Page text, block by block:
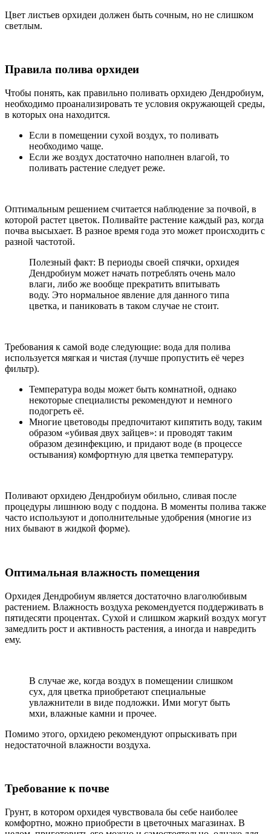
Цвет листьев орхидеи должен быть сочным, но не слишком
светлым.
Правила полива орхидеи
Чтобы понять, как правильно поливать орхидею Дендробиум,
необходимо проанализировать те условия окружающей среды,
в которых она находится.
Если в помещении сухой воздух, то поливать
необходимо чаще.
Если же воздух достаточно наполнен влагой, то
поливать растение следует реже.
Оптимальным решением считается наблюдение за почвой, в
которой растет цветок. Поливайте растение каждый раз, когда
почва высыхает. В разное время года это может происходить с
разной частотой.
Полезный факт: В периоды своей спячки, орхидея
Дендробиум может начать потреблять очень мало
влаги, либо же вообще прекратить впитывать
воду. Это нормальное явление для данного типа
цветка, и паниковать в таком случае не стоит.
Требования к самой воде следующие: вода для полива
используется мягкая и чистая (лучше пропустить её через
фильтр).
Температура воды может быть комнатной, однако
некоторые специалисты рекомендуют и немного
подогреть её.
Многие цветоводы предпочитают кипятить воду, таким
образом «убивая двух зайцев»: и проводят таким
образом дезинфекцию, и придают воде (в процессе
остывания) комфортную для цветка температуру.
Поливают орхидею Дендробиум обильно, сливая после
процедуры лишнюю воду с поддона. В моменты полива также
часто используют и дополнительные удобрения (многие из
них бывают в жидкой форме).
Оптимальная влажность помещения
Орхидея Дендробиум является достаточно влаголюбивым
растением. Влажность воздуха рекомендуется поддерживать в
пятидесяти процентах. Сухой и слишком жаркий воздух могут
замедлить рост и активность растения, а иногда и навредить
ему.
В случае же, когда воздух в помещении слишком
сух, для цветка приобретают специальные
увлажнители в виде подложки. Ими могут быть
мхи, влажные камни и прочее.
Помимо этого, орхидею рекомендуют опрыскивать при
недостаточной влажности воздуха.
Требование к почве
Грунт, в котором орхидея чувствовала бы себе наиболее
комфортно, можно приобрести в цветочных магазинах. В